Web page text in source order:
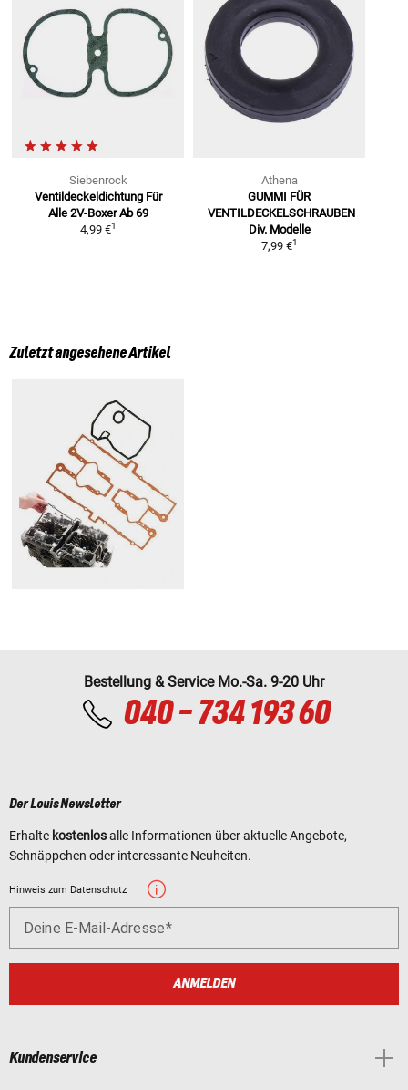
Siebenrock
Ventildeckeldichtung Für
Alle 2V-Boxer Ab 69
4,99 €1
Athena
GUMMI FÜR
VENTILDECKELSCHRAUBEN
Div. Modelle
7,99 €1
Zuletzt angesehene Artikel
Bestellung & Service Mo.-Sa. 9-20 Uhr
040 - 734 193 60
Der Louis Newsletter
Erhalte kostenlosalle Informationen über aktuelle Angebote,
Schnäppchen oder interessante Neuheiten.
Hinweis zum Datenschutz
Deine E-Mail-Adresse
ANMELDEN
Kundenservice